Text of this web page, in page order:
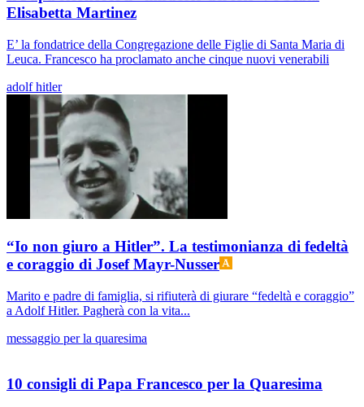
Elisabetta Martinez
E’ la fondatrice della Congregazione delle Figlie di Santa Maria di
Leuca. Francesco ha proclamato anche cinque nuovi venerabili
adolf hitler
“Io non giuro a Hitler”. La testimonianza di fedeltà
e coraggio di Josef Mayr-Nusser
Marito e padre di famiglia, si rifiuterà di giurare “fedeltà e coraggio”
a Adolf Hitler. Pagherà con la vita...
messaggio per la quaresima
10 consigli di Papa Francesco per la Quaresima